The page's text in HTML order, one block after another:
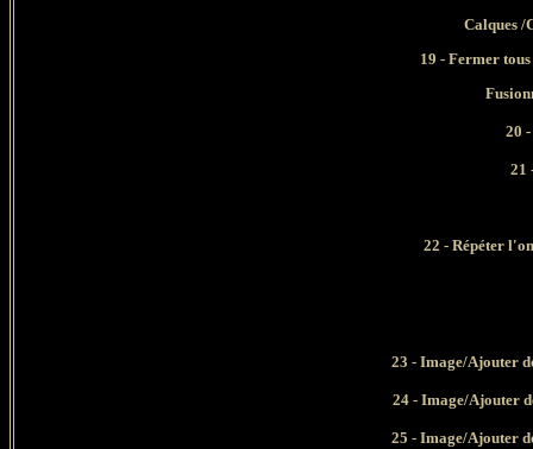
Calques /
19 - Fermer
20
21
22 - Répéter
23 - Image/Ajouter
24 - Image/Ajouter
25 - Image/Ajouter